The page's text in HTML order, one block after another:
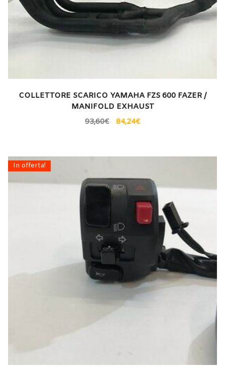
COLLETTORE SCARICO YAMAHA FZS 600 FAZER /
MANIFOLD EXHAUST
93,60€ 84,24€
In offerta!